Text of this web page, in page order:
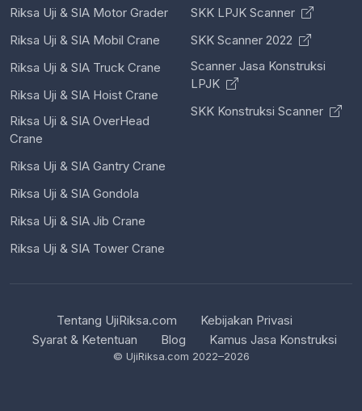
Riksa Uji & SIA Motor Grader
Riksa Uji & SIA Mobil Crane
Riksa Uji & SIA Truck Crane
Riksa Uji & SIA Hoist Crane
Riksa Uji & SIA OverHead
Crane
Riksa Uji & SIA Gantry Crane
Riksa Uji & SIA Gondola
Riksa Uji & SIA Jib Crane
Riksa Uji & SIA Tower Crane
SKK LPJK Scanner
SKK Scanner 2022
Scanner Jasa Konstruksi
LPJK
SKK Konstruksi Scanner
Tentang UjiRiksa.com
Kebijakan Privasi
Syarat & Ketentuan
Blog Kamus Jasa Konstruksi
© UjiRiksa.com 2022–2026